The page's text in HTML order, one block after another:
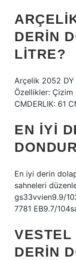
DERIN
LITRE?
Arçelik 2052
Özellikler: Çizim
CMDERLIK: 61
EN IYI
En iyi derin
sahneleri
gs33vvien9.9/
7781 EB9.7/
VESTEL
DERIN